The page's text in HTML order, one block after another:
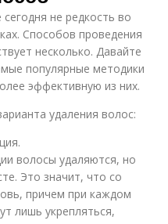
не редкость во
Способов проведения
несколько. Давайте
популярные методики
эффективную из них.
удаления волос:
волосы удаляются, но
Это значит, что со
причем при каждом
лишь укрепляться,